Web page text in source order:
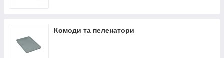
Комоди та пеленатори